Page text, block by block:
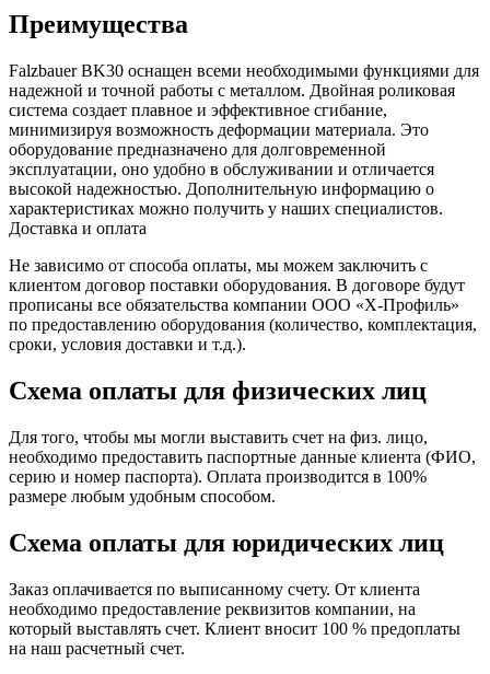
Преимущества
Falzbauer BK30 оснащен всеми необходимыми функциями для
надежной и точной работы с металлом. Двойная роликовая
система создает плавное и эффективное сгибание,
минимизируя возможность деформации материала. Это
оборудование предназначено для долговременной
эксплуатации, оно удобно в обслуживании и отличается
высокой надежностью. Дополнительную информацию о
характеристиках можно получить у наших специалистов.
Доставка и оплата
Не зависимо от способа оплаты, мы можем заключить с
клиентом договор поставки оборудования. В договоре будут
прописаны все обязательства компании ООО «Х-Профиль»
по предоставлению оборудования (количество, комплектация,
сроки, условия доставки и т.д.).
Схема оплаты для физических лиц
Для того, чтобы мы могли выставить счет на физ. лицо,
необходимо предоставить паспортные данные клиента (ФИО,
серию и номер паспорта). Оплата производится в 100%
размере любым удобным способом.
Схема оплаты для юридических лиц
Заказ оплачивается по выписанному счету. От клиента
необходимо предоставление реквизитов компании, на
который выставлять счет. Клиент вносит 100 % предоплаты
на наш расчетный счет.